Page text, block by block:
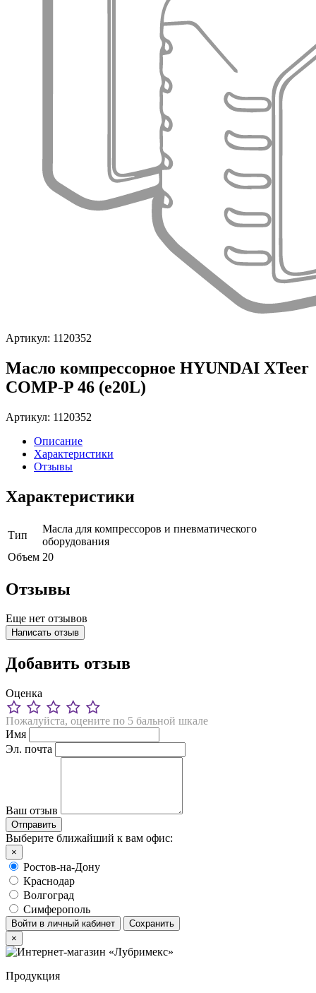
Артикул: 1120352
Масло компрессорное HYUNDAI XTeer
COMP-P 46 (e20L)
Артикул: 1120352
Описание
Характеристики
Отзывы
Характеристики
Тип
Масла для компрессоров и пневматического
оборудования
Объем 20
Отзывы
Еще нет отзывов
Написать отзыв
Добавить отзыв
Оценка
Пожалуйста, оцените по 5 бальной шкале
Имя
Эл. почта
Ваш отзыв
Выберите ближайший к вам офис:
×
Ростов-на-Дону
Краснодар
Волгоград
Симферополь
Войти в личный кабинет
Сохранить
×
Продукция